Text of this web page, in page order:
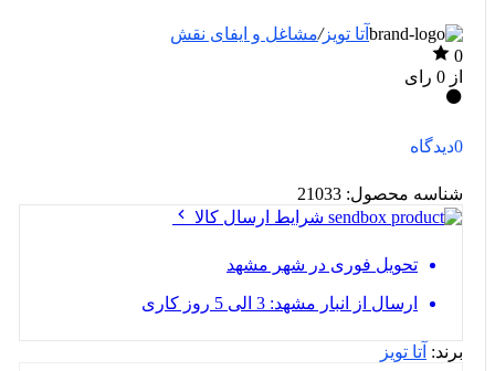
آتا تویز/مشاغل و ایفای نقش
0
از 0 رای
0دیدگاه
شناسه محصول: 21033
شرایط ارسال کالا
تحویل فوری در شهر مشهد
ارسال از انبار مشهد: 3 الی 5 روز کاری
برند: آتا تویز